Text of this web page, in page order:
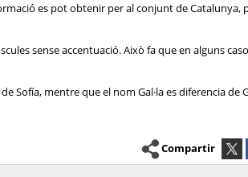
es pot obtenir per al conjunt de Catalunya,
sense accentuació. Això fa que en alguns
Sofía, mentre que el nom Gal·la es diferencia de
Compartir